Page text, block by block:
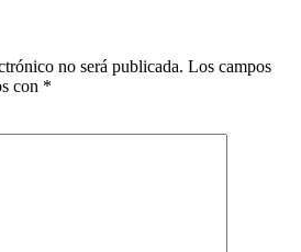
no será publicada. Los campos
con *